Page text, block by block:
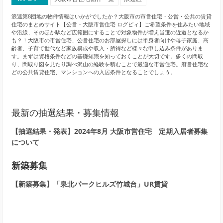
浪速第8団地の物件情報はいかがでしたか？大阪市の市営住宅・公営・公共の賃貸
住宅のまとめサイト【公営・大阪市営住宅 ログピィ】ご希望条件を住みたい地域
や沿線、そのほか駅など広範囲にすることで対象物件が増え当選の近道となるか
も？！大阪市の市営住宅、公営住宅のお部屋探しには単身者向けや母子家庭、高
齢者、子育て世代など家族構成や収入・所得など様々な申し込み条件がありま
す。まずは資格条件などの基礎知識を知っておくことが大切です。多くの間取
り、間取り図を見たり調べ沢山の経験を積むことで最適な市営住宅。府営住宅な
どの公共賃貸住宅、マンションへの入居条件となることでしょう。
最新の抽選結果・募集情報
【抽選結果・発表】2024年8月 大阪市営住宅 定期入居者募集
について
新築募集
【新築募集】「泉北パークヒルズ竹城台」UR賃貸